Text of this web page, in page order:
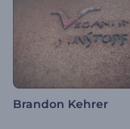
Brandon Kehrer